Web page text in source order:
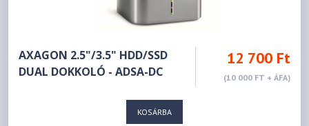
AXAGON 2.5"/3.5" HDD/SSD
DUAL DOKKOLÓ - ADSA-DC
12 700 Ft
(10 000 FT + ÁFA)
KOSÁRBA